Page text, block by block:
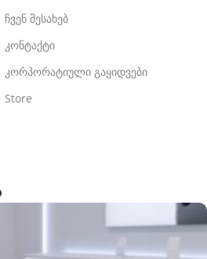
ჩვენ შესახებ
კონტაქტი
კორპორატიული გაყიდვები
Store